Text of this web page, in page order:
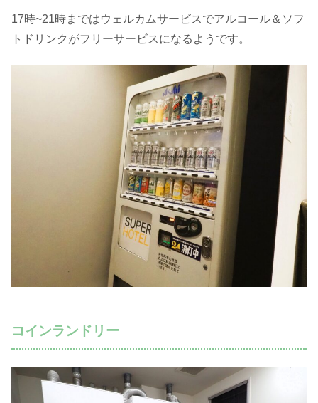
17時~21時まではウェルカムサービスでアルコール＆ソフ
トドリンクがフリーサービスになるようです。
コインランドリー